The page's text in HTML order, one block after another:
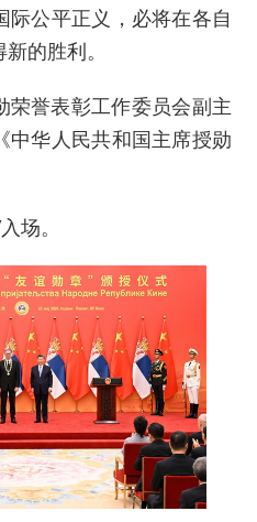
公平正义，必将在各自
的胜利。
荣誉表彰工作委员会副主
中华人民共和国主席授勋
场。